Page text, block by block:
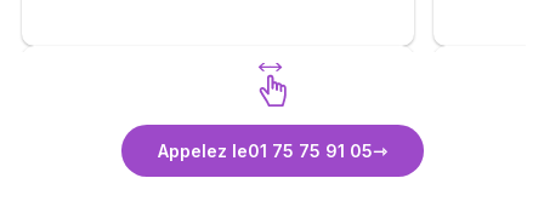
Découvrez Anne-Lyssia Coupart
Appelez le01 75 75 91 05